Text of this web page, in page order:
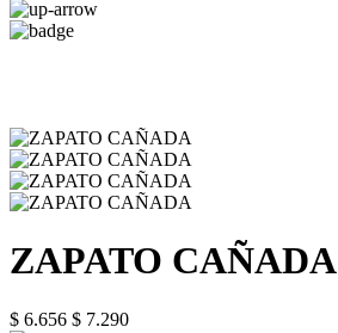
ZAPATO CAÑADA
$ 6.656 $ 7.290